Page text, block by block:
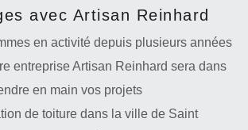
avec Artisan Reinhard
en activité depuis plusieurs années
entreprise Artisan Reinhard sera dans
en main vos projets
de toiture dans la ville de Saint